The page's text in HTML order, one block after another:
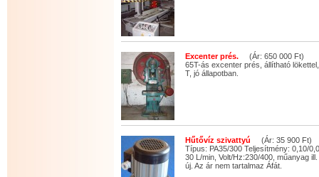
Excenter prés. (Ár: 650 000 Ft)
65T-ás excenter prés, állítható
T, jó állapotban.
Hűtővíz szivattyú (Ár: 35 900 Ft)
Típus: PA35/300 Teljesítmény: 0,10/
30 L/min, Volt/Hz:230/400, műanyag
új. Az ár nem tartalmaz Áfát.